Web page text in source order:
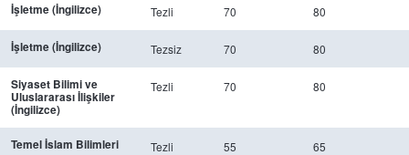
İşletme (İngilizce) Tezli 70 80
İşletme (İngilizce) Tezsiz 70 80
Siyaset Bilimi ve
Uluslararası İlişkiler
(İngilizce)
Tezli 70 80
Temel İslam Bilimleri Tezli 55 65